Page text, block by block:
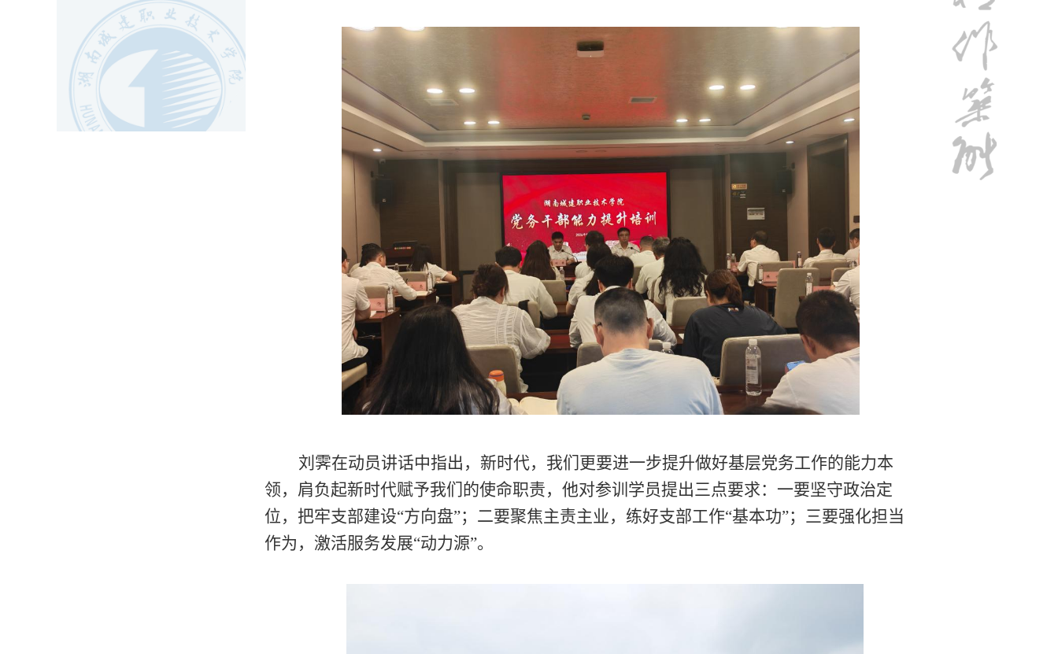
刘霁在动员讲话中指出，新时代，我们更要进一步提升做好基层党务工作的能力本
领，肩负起新时代赋予我们的使命职责，他对参训学员提出三点要求：一要坚守政治定
位，把牢支部建设“方向盘”；二要聚焦主责主业，练好支部工作“基本功”；三要强化担当
作为，激活服务发展“动力源”。